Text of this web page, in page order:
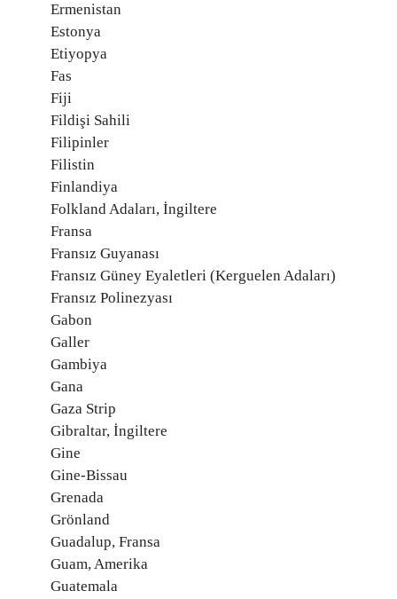
Ermenistan
Estonya
Etiyopya
Fas
Fiji
Fildişi Sahili
Filipinler
Filistin
Finlandiya
Folkland Adaları, İngiltere
Fransa
Fransız Guyanası
Fransız Güney Eyaletleri (Kerguelen Adaları)
Fransız Polinezyası
Gabon
Galler
Gambiya
Gana
Gaza Strip
Gibraltar, İngiltere
Gine
Gine-Bissau
Grenada
Grönland
Guadalup, Fransa
Guam, Amerika
Guatemala